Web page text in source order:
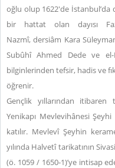
oğlu olup 1622'de
bir hattat olan dayısı
Nazmî, dersiâm Kara
Subûhî Ahmed Dede ve
bilginlerinden tefsir, hadis ve
öğrenir.
Gençlik yıllarından
Yenikapı Mevlevihânesi
katılır. Mevlevî Şeyhin
yılında Halvetî tarikatının
(ö. 1059 / 1650-1)’ye intisap